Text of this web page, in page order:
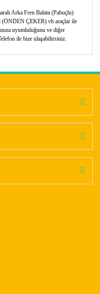
Arka Fren Balata (Pabuçlu)
ÇEKER) vb araçlar ile
uyumluluğunu ve diğer
ile bize ulaşabilirsiniz.